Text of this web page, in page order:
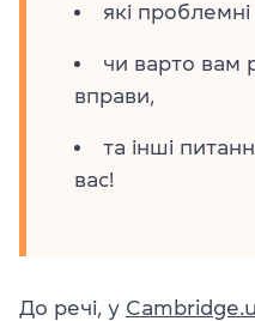
які
чи варто вам
вправи,
та інші
вас!
До речі, у